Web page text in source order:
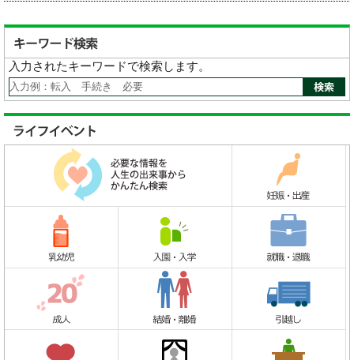
入力されたキーワードで検索します。